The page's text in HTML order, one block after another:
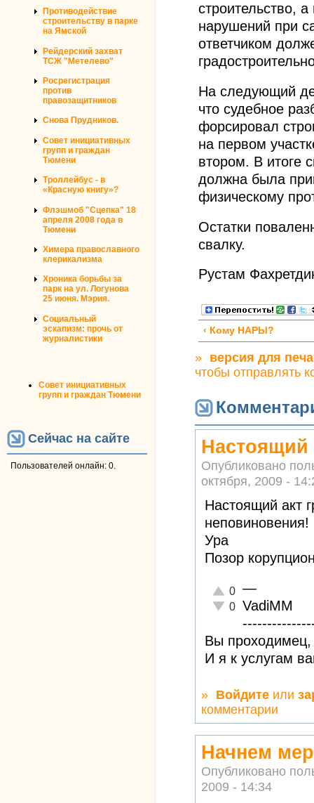
Противодействие
строительству в парке
на Ямской
Рейдерский захват
ТСЖ "Метелево"
Росрегистрация
против
правозащитников
Снова Прудников.
Совет инициативных
групп и граждан
Тюмени
Троллейбус - в
«Красную книгу»?
Флэшмоб "Сцепка" 18
апреля 2008 года в
Тюмени
Химера православного
клерикализма
Хроника борьбы за
парк на ул. Логунова
25 июня. Мэрия.
Социальный
эскапизм: прочь от
журналистики
Совет инициативных
групп и граждан Тюмени
Сейчас на сайте
Пользователей онлайн: 0.
строительство,
нарушений при
ответчиком
На следующий
что судебное
форсировал
на первом
втором. В итоге
должна была
физическому
Остатки
свалку.
Рустам
‹ Кому НАРЫ?
» версия для
чтобы отправлять
Настоящий
Опубликовано
октября, 2009 -
Настоящий акт
неповиновения!
Ура
Позор
Отлично!
0
Неадекватно!
0
—
VadiMM
Вы проходимец,
И я к услугам
» Войдите или
комментарии
Начнем
Опубликовано
2009 - 14:34